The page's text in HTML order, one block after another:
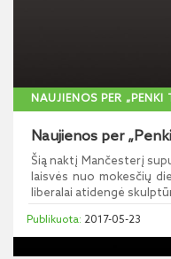
NAUJIENOS PER „PENKI
Naujienos per
Šią naktį Mančesterį
laisvės nuo mokesčių
liberalai atidengė
2017-05-23